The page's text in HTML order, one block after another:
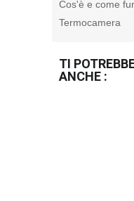
Cos'è e come
Termocamera
TI
ANCHE :